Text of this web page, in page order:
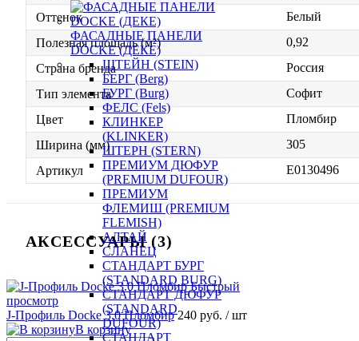
ФАСАДНЫЕ ПАНЕЛИ
DOCKE (ДЕКЕ)
ШТЕЙН (STEIN)
БЕРГ (Berg)
БУРГ (Burg)
ФЕЛС (Fels)
КЛИНКЕР
(KLINKER)
ШТЕРН (STERN)
ПРЕМИУМ ДЮФУР
(PREMIUM DUFOUR)
ПРЕМИУМ
ФЛЕМИШ (PREMIUM
FLEMISH)
АЛТАЙ
СЛАНЕЦ
СТАНДАРТ БУРГ
(STANDARD BURG)
СТАНДАРТ ДЮФУР
(STANDARD
DUFOUR)
СТАНДАРТ
Оттенок
Белый
Полезная площадь (м²)
0,92
Страна бренда
Россия
Тип элемента
Софит
Цвет
Пломбир
Ширина (мм)
305
Артикул
E0130496
АКСЕССУАРЫ (3)
Быстрый
просмотр
J-Профиль Docke 3.0 Пломбир 240 руб. / шт
В корзину